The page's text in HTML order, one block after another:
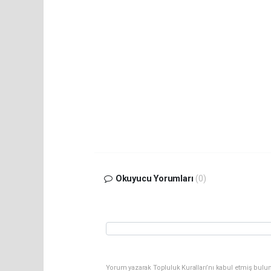
Okuyucu Yorumları (0)
Yorum yazarak Topluluk Kuralları’nı kabul etmiş